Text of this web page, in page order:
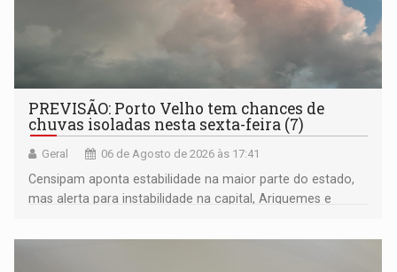
PREVISÃO: Porto Velho tem chances de
chuvas isoladas nesta sexta-feira (7)
Geral 06 de Agosto de 2026 às 17:41
Censipam aponta estabilidade na maior parte do estado,
mas alerta para instabilidade na capital, Ariquemes e